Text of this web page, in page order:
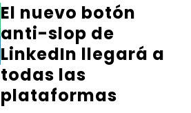
El nuevo botón
anti-slop de
LinkedIn llegará a
todas las
plataformas